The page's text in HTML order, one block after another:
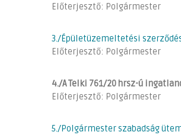
Előterjesztő: Polgármester
3./Épületüzemeltetési
Előterjesztő: Polgármester
4./A Telki 761/20 hrsz-ú
Előterjesztő: Polgármester
5./Polgármester szabadság